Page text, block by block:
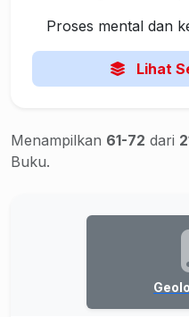
Proses mental dan
Lihat
Menampilkan 61-72 dari
Buku.